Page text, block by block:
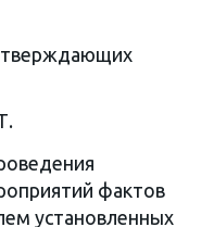
фактов
установленных